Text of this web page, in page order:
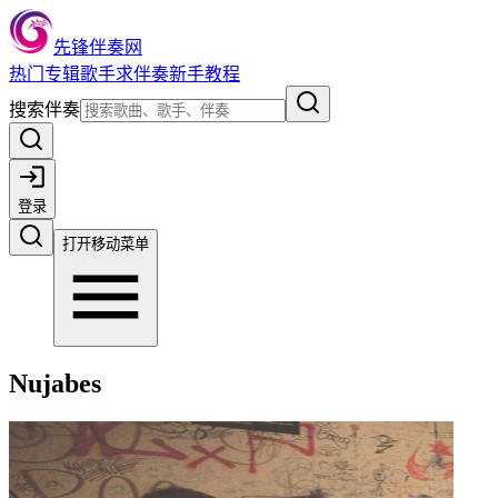
先锋伴奏网
热门 专辑歌手求伴奏新手教程
搜索伴奏
登录
打开移动菜单
Nujabes